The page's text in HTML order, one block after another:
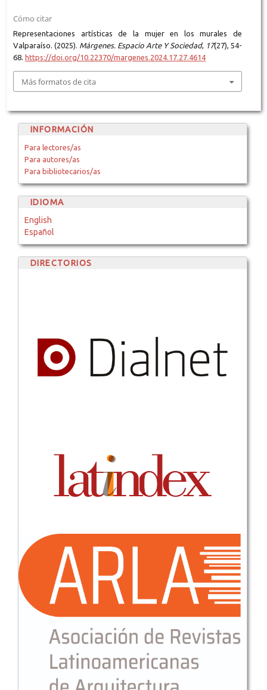
Cómo citar
Representaciones artísticas de la mujer en los murales de
Valparaíso. (2025). Márgenes. Espacio Arte Y Sociedad, 17(27), 54-
68. https://doi.org/10.22370/margenes.2024.17.27.4614
Más formatos de cita
INFORMACIÓN
Para lectores/as
Para autores/as
Para bibliotecarios/as
IDIOMA
English
Español
DIRECTORIOS